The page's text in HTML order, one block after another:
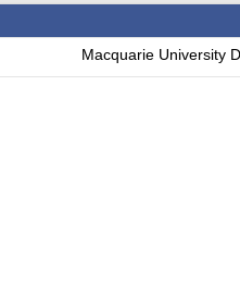
Macquarie University